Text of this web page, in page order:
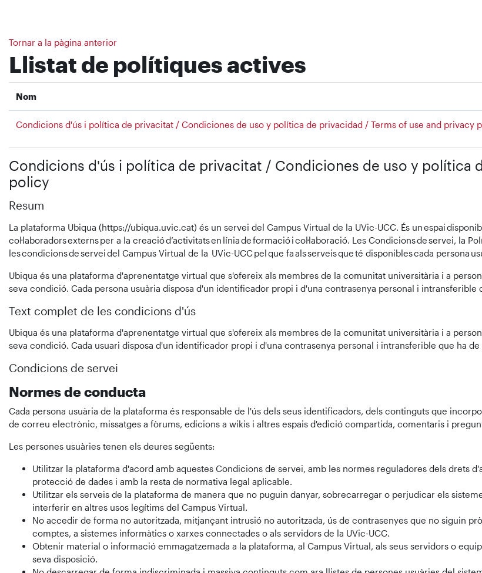
Tornar a la pàgina anterior
Llistat de polítiques actives
Nom
Condicions d'ús i política de privacitat / Condiciones de uso y política de privacidad / Terms of use and privacy
Condicions d'ús i política de privacitat / Condiciones de uso y política
policy
Resum
La plataforma Ubiqua (https://ubiqua.uvic.cat) és un servei del Campus Virtual de la UVic-UCC. És un espai
col·laboradors externs per a la creació d’activitats en línia de formació i col·laboració. Les Condicions de servei, la
les condicions de servei del Campus Virtual de la UVic-UCC pel que fa als serveis que té disponibles cada persona
Ubiqua és una plataforma d'aprenentatge virtual que s'ofereix als membres de la comunitat universitària i a
seva condició. Cada persona usuària disposa d'un identificador propi i d'una contrasenya personal i intransferible
Text complet de les condicions d'ús
Ubiqua és una plataforma d'aprenentatge virtual que s'ofereix als membres de la comunitat universitària i a
seva condició. Cada usuari disposa d'un identificador propi i d'una contrasenya personal i intransferible que ha
Condicions de servei
Normes de conducta
Cada persona usuària de la plataforma és responsable de l'ús dels seus identificadors, dels continguts que
de correu electrònic, missatges a fòrums, edicions a wikis i altres espais d'edició compartida, comentaris i
Les persones usuàries tenen els deures següents:
Utilitzar la plataforma d'acord amb aquestes Condicions de servei, amb les normes reguladores dels drets
protecció de dades i amb la resta de normativa legal aplicable.
Utilitzar els serveis de la plataforma de manera que no puguin danyar, sobrecarregar o perjudicar els
interferir en altres usos legítims del Campus Virtual.
No accedir de forma no autoritzada, mitjançant intrusió no autoritzada, ús de contrasenyes que no siguin
comptes, a sistemes informàtics o xarxes connectades o als servidors de la UVic-UCC.
Obtenir material o informació emmagatzemada a la plataforma, al Campus Virtual, als seus servidors o
seva disposició.